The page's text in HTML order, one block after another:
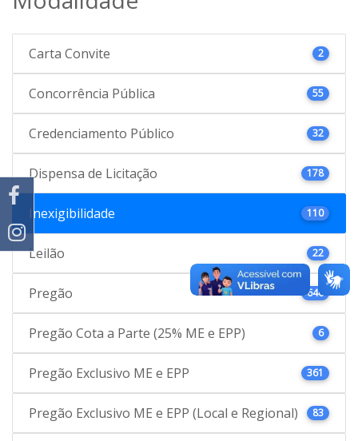
Carta Convite 2
Concorrência Pública 55
Credenciamento Público 32
Dispensa de Licitação 178
Inexigibilidade 110
Leilão 22
Pregão 646
Pregão Cota a Parte (25% ME e EPP) 6
Pregão Exclusivo ME e EPP 361
Pregão Exclusivo ME e EPP (Local e Regional) 83